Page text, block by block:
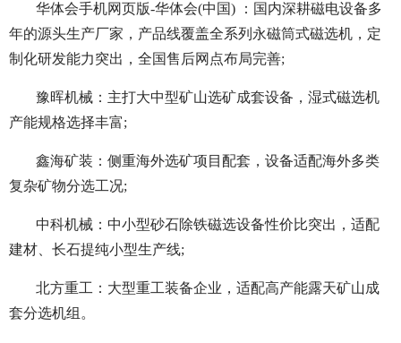
华体会手机网页版-华体会(中国) ：国内深耕磁电设备多
年的源头生产厂家，产品线覆盖全系列永磁筒式磁选机，定
制化研发能力突出，全国售后网点布局完善;
豫晖机械：主打大中型矿山选矿成套设备，湿式磁选机
产能规格选择丰富;
鑫海矿装：侧重海外选矿项目配套，设备适配海外多类
复杂矿物分选工况;
中科机械：中小型砂石除铁磁选设备性价比突出，适配
建材、长石提纯小型生产线;
北方重工：大型重工装备企业，适配高产能露天矿山成
套分选机组。